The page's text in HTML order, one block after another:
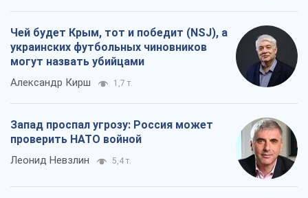
Чей будет Крым, тот и победит (NSJ), а
украинских футбольных чиновников
могут назвать убийцами
Александр Кирш 1,7 т.
Запад проспал угрозу: Россия может
проверить НАТО войной
Леонид Невзлин 5,4 т.